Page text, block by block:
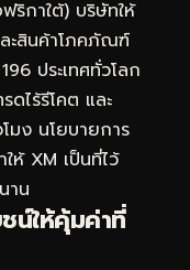
ริกาใต้) บริษัทให้
ะสินค้าโภคภัณฑ์
ประเทศทั่วโลก
ดไร้รีโคต และ
มง นโยบายการ
ห้ XM เป็นที่ไว้
าน
น์ให้คุ้มค่าที่